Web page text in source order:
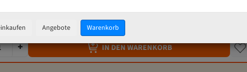
53,94 €
zzgl.Versandkosten
IN DEN WARENKORB
Angebote Warenkorb